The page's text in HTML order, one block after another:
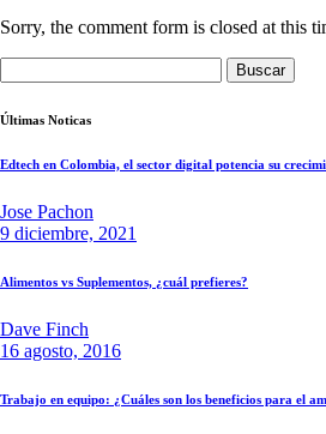
Sorry, the comment form is closed at this
Últimas Noticas
Edtech en Colombia, el sector digital potencia su
Jose Pachon
9 diciembre, 2021
Alimentos vs Suplementos, ¿cuál prefieres?
Dave Finch
16 agosto, 2016
Trabajo en equipo: ¿Cuáles son los beneficios para el